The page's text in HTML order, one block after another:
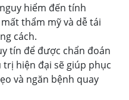
hiểm đến tính
thẩm mỹ và dễ tái
cách.
tín để được chẩn đoán
hiện đại sẽ giúp phục
và ngăn bệnh quay